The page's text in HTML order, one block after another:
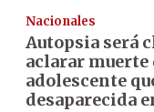
Nacionales
Autopsia será
aclarar muerte
adolescente
desaparecida